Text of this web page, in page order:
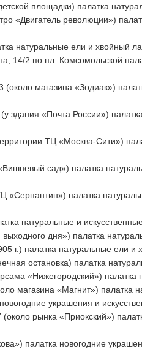
площадки) палатка
«Двигатель революции»)
натуральные ели и хвойный
14/2 по пл. Комсомольской
(около магазина «Зодиак»)
здания «Почта России»)
ТЦ «Москва-Сити»)
сад») палатка
«Серпантин») палатка
натуральные и
дня») палатка
г.) палатка натуральные ели и
остановка) палатка
«Нижегородский»)
магазина «Магнит») палатка
украшения и
рынка «Приокский»)
палатка новогодние